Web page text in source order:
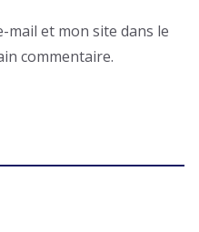
et mon site dans le
commentaire.